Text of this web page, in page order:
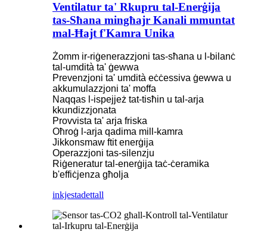
Ventilatur ta' Rkupru tal-Enerġija
tas-Sħana mingħajr Kanali mmuntat
mal-Ħajt f'Kamra Unika
Żomm ir-riġenerazzjoni tas-sħana u l-bilanċ
tal-umdità ta' ġewwa
Prevenzjoni ta' umdità eċċessiva ġewwa u
akkumulazzjoni ta' moffa
Naqqas l-ispejjeż tat-tisħin u tal-arja
kkundizzjonata
Provvista ta' arja friska
Oħroġ l-arja qadima mill-kamra
Jikkonsmaw ftit enerġija
Operazzjoni tas-silenzju
Riġeneratur tal-enerġija taċ-ċeramika
b'effiċjenza għolja
inkjestadettall